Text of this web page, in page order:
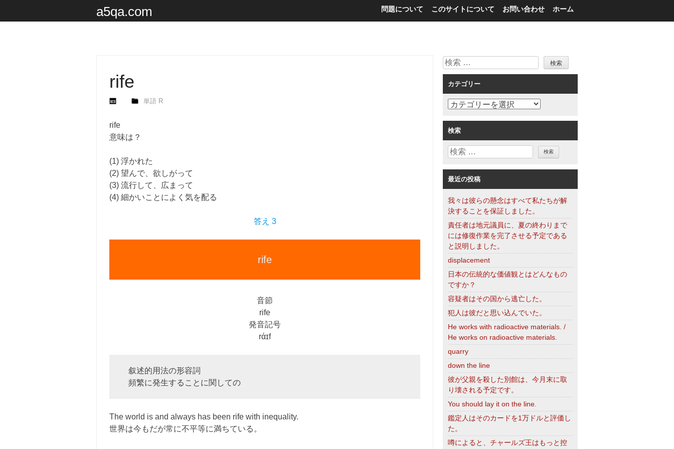
a5qa.com ホーム
お問い合わせ
このサイトについて
問題について
rife
単語 R
rife
意味は？
(1) 浮かれた
(2) 望んで、欲しがって
(3) 流行して、広まって
(4) 細かいことによく気を配る
答え 3
rife
音節
rife
発音記号
rάɪf
叙述的用法の形容詞
頻繁に発生することに関しての
The world is and always has been rife with inequality.
世界は今もだが常に不平等に満ちている。
検
索
カテゴリー
カ
ゴ
リ
ー
検索
検
最近の投稿
我々は彼らの懸念はすべて私たちが解
決することを保証しました。
責任者は地元議員に、夏の終わりまで
には修復作業を完了させる予定である
と説明しました。
displacement
日本の伝統的な価値観とはどんなもの
ですか？
容疑者はその国から逃亡した。
犯人は彼だと思い込んでいた。
He works with radioactive materials. /
He works on radioactive materials.
quarry
down the line
彼が父親を殺した別館は、今月末に取
り壊される予定です。
You should lay it on the line.
鑑定人はそのカードを1万ドルと評価し
た。
噂によると、チャールズ王はもっと控